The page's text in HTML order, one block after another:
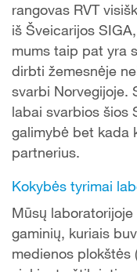
rangovas RVT
iš Šveicarijos
mums taip pat yra
dirbti žemesnėje
svarbi Norvegijoje.
labai svarbios šios
galimybė bet kada
partnerius.
Kokybės tyrimai
Mūsų
gaminių, kuriais
medienos plokštės